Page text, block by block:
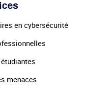
en cybersécurité
menaces